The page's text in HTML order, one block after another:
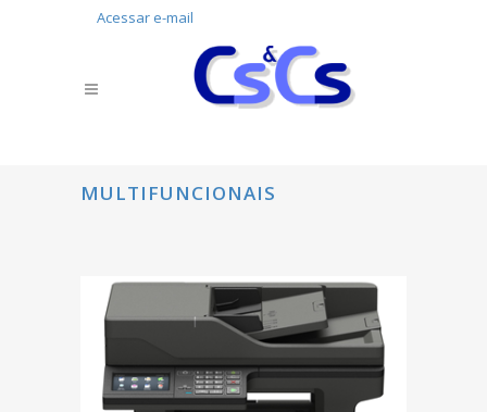
Acessar e-mail
MULTIFUNCIONAIS